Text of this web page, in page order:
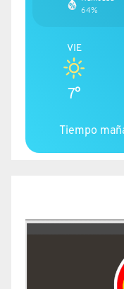
64%
VIE
7°
Tiempo